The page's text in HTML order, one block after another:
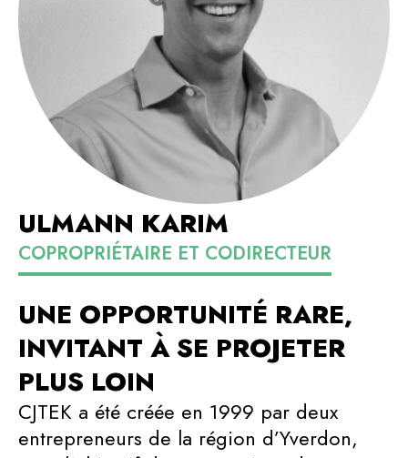
ULMANN KARIM
COPROPRIÉTAIRE ET CODIRECTEUR
UNE OPPORTUNITÉ RARE,
INVITANT À SE PROJETER
PLUS LOIN
CJTEK a été créée en 1999 par deux
entrepreneurs de la région d’Yverdon,